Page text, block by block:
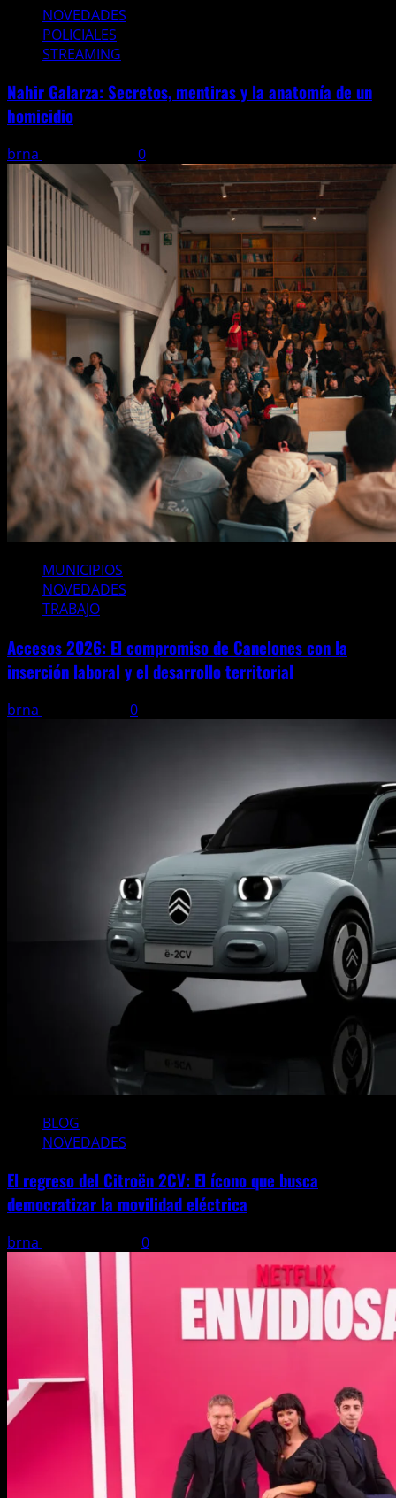
NOVEDADES
POLICIALES
STREAMING
Nahir Galarza: Secretos, mentiras y la anatomía de un
homicidio
brna 0
MUNICIPIOS
NOVEDADES
TRABAJO
Accesos 2026: El compromiso de Canelones con la
inserción laboral y el desarrollo territorial
brna 0
BLOG
NOVEDADES
El regreso del Citroën 2CV: El ícono que busca
democratizar la movilidad eléctrica
brna 0